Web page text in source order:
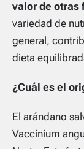
valor de otras
variedad de
general,
dieta
¿Cuál es el
El arándano
Vaccinium